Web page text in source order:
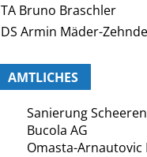
TA Bruno Braschler
DS Armin Mäder-
AMTLICHES
Sanierung
Bucola AG
Omasta-Arnautovic